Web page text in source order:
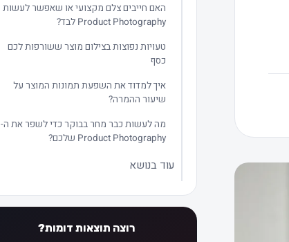
האם חייבים צלם מקצועי או שאפשר לעשות
Product Photography לבד?
טעויות נפוצות בצילום מוצר ששורפות לכם
כסף
איך למדוד את השפעת תמונות המוצר על
שיעור ההמרה?
מה לעשות כבר מחר בבוקר כדי לשפר את ה-
Product Photography שלכם?
עוד בנושא
רוצה תוצאות דומות?